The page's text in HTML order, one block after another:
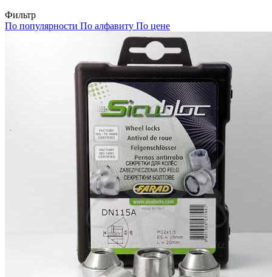
Фильтр
По популярности По алфавиту По цене